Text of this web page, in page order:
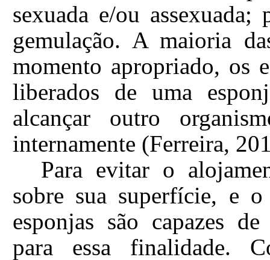
sexuada e/ou
gemulação. A maioria
momento apropriado, os
liberados de uma
alcançar outro
internamente (Ferreira,
Para evitar o
sobre sua superfície, e
esponjas são capazes
para essa finalidade.